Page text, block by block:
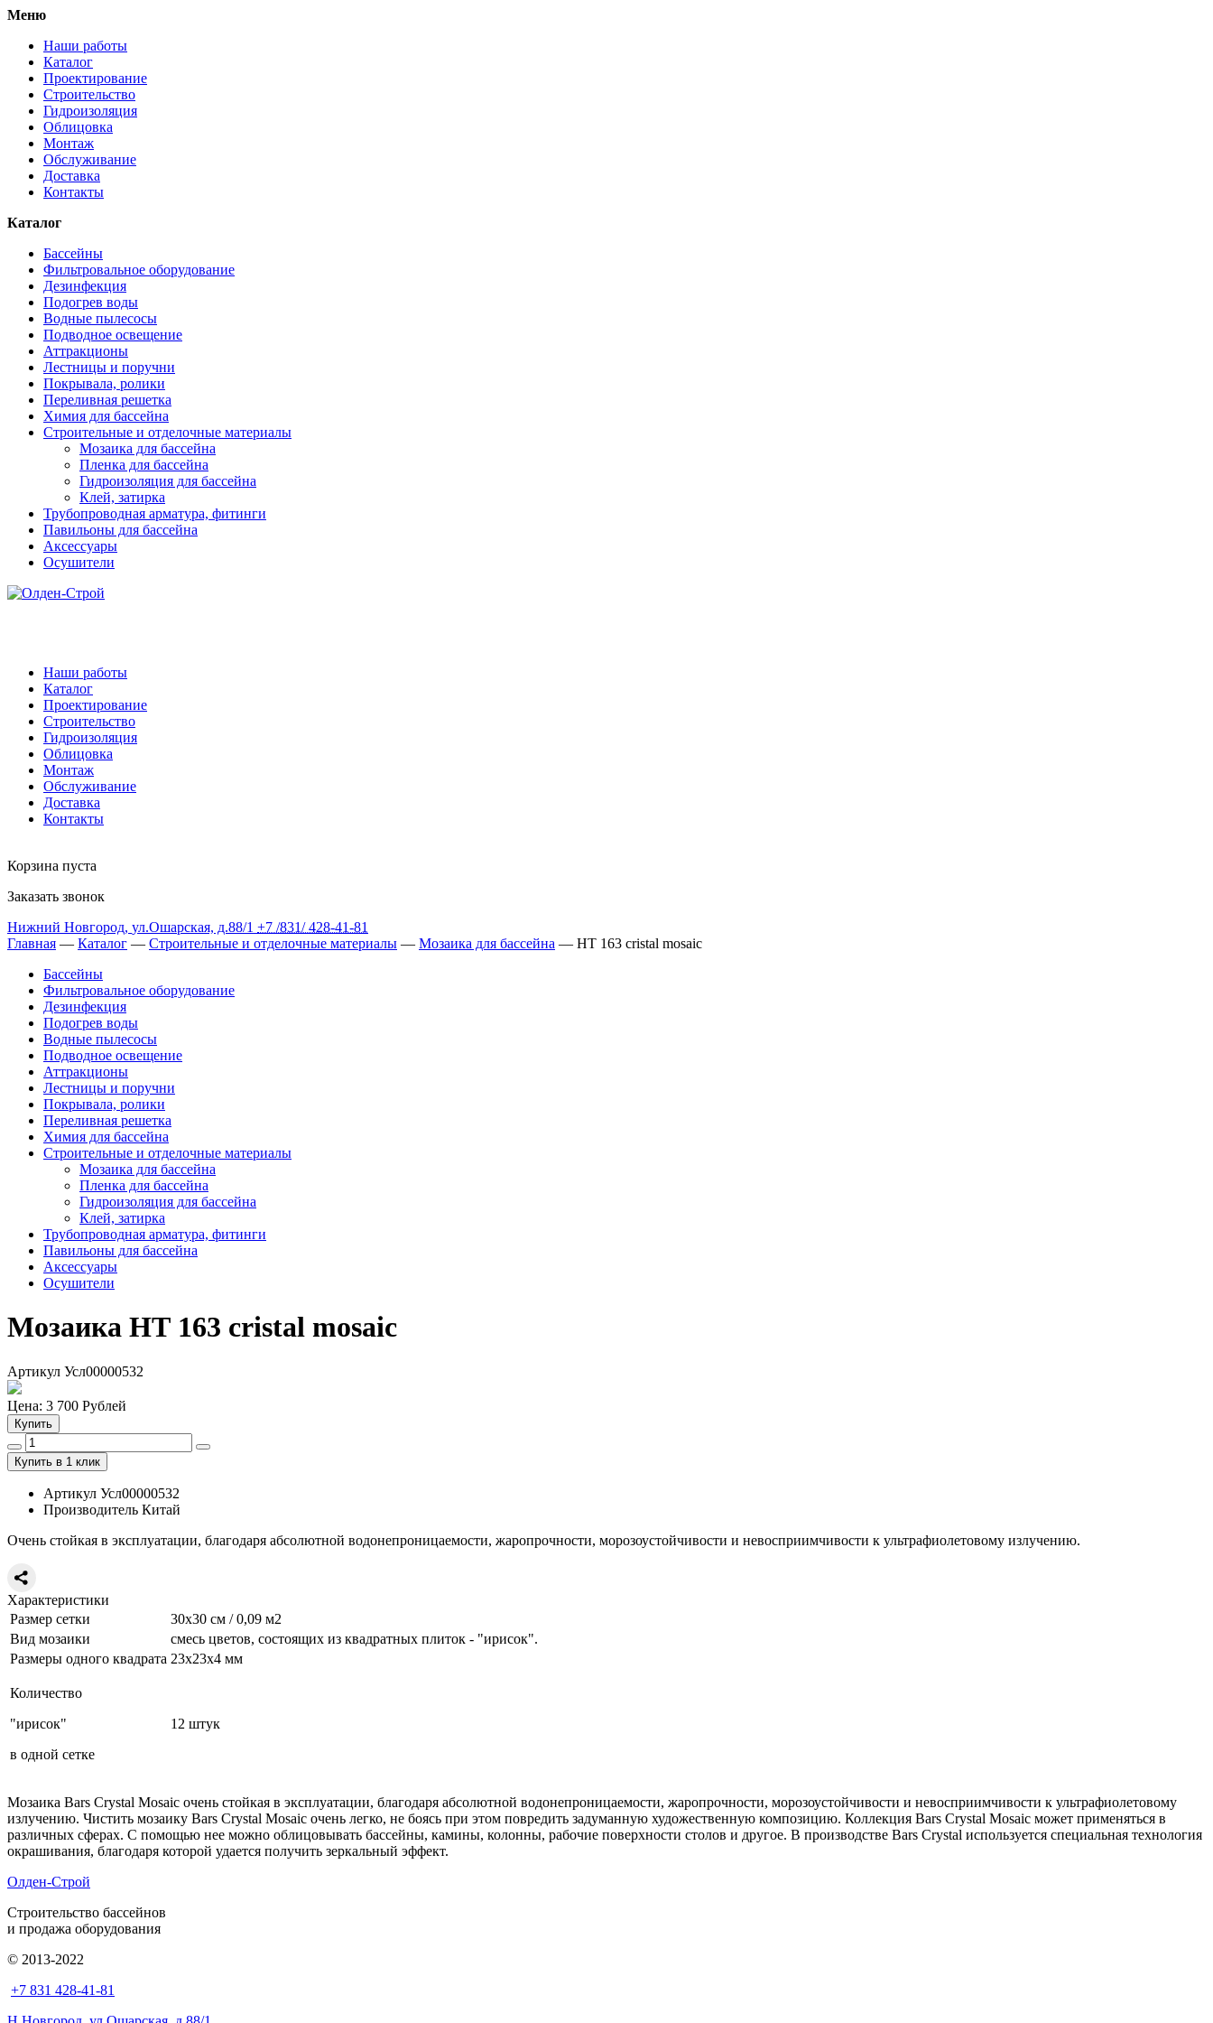
Меню
Наши работы
Каталог
Проектирование
Строительство
Гидроизоляция
Облицовка
Монтаж
Обслуживание
Доставка
Контакты
Каталог
Бассейны
Фильтровальное оборудование
Дезинфекция
Подогрев воды
Водные пылесосы
Подводное освещение
Аттракционы
Лестницы и поручни
Покрывала, ролики
Переливная решетка
Химия для бассейна
Строительные и отделочные материалы
Мозаика для бассейна
Пленка для бассейна
Гидроизоляция для бассейна
Клей, затирка
Трубопроводная арматура, фитинги
Павильоны для бассейна
Аксессуары
Осушители
Наши работы
Каталог
Проектирование
Строительство
Гидроизоляция
Облицовка
Монтаж
Обслуживание
Доставка
Контакты
Корзина пуста
Заказать звонок
Нижний Новгород, ул.Ошарская, д.88/1 +7 /831/428-41-81
Главная — Каталог — Строительные и отделочные материалы — Мозаика для бассейна — НТ 163 cristal mosaic
Бассейны
Фильтровальное оборудование
Дезинфекция
Подогрев воды
Водные пылесосы
Подводное освещение
Аттракционы
Лестницы и поручни
Покрывала, ролики
Переливная решетка
Химия для бассейна
Строительные и отделочные материалы
Мозаика для бассейна
Пленка для бассейна
Гидроизоляция для бассейна
Клей, затирка
Трубопроводная арматура, фитинги
Павильоны для бассейна
Аксессуары
Осушители
Мозаика НТ 163 cristal mosaic
Артикул Усл00000532
Цена: 3 700 Рублей
Купить
Купить в 1 клик
Артикул Усл00000532
Производитель Китай
Очень стойкая в эксплуатации, благодаря абсолютной водонепроницаемости, жаропрочности, морозоустойчивости и невосприимчивости к ультрафиолетовому излучению.
Характеристики
Размер сетки
30x30 см / 0,09 м2
Вид мозаики
смесь цветов, состоящих из квадратных плиток - "ирисок".
Размеры одного квадрата 23х23х4 мм
Количество
"ирисок"
в одной сетке
12 штук
Мозаика Bars Crystal Mosaic очень стойкая в эксплуатации, благодаря абсолютной водонепроницаемости, жаропрочности, морозоустойчивости и невосприимчивости к ультрафиолетовому
излучению. Чистить мозаику Bars Crystal Mosaic очень легко, не боясь при этом повредить задуманную художественную композицию. Коллекция Bars Crystal Mosaic может применяться в
различных сферах. С помощью нее можно облицовывать бассейны, камины, колонны, рабочие поверхности столов и другое. В производстве Bars Crystal используется специальная технология
окрашивания, благодаря которой удается получить зеркальный эффект.
Олден-Строй
Строительство бассейнов
и продажа оборудования
© 2013-2022
+7 831 428-41-81